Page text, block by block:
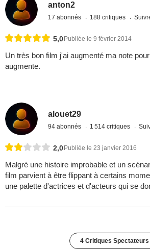
anton2
17 abonnés 188 critiques
5,0Publiée le 9 février 2014
Un très bon film j'ai augmenté ma note
augmente.
alouet29
94 abonnés 1 514 critiques
2,0 Publiée le 23 janvier 2016
Malgré une histoire improbable et un
film parvient à être flippant à certains
une palette d'actrices et d'acteurs qui se
4 Critiques Spectateurs